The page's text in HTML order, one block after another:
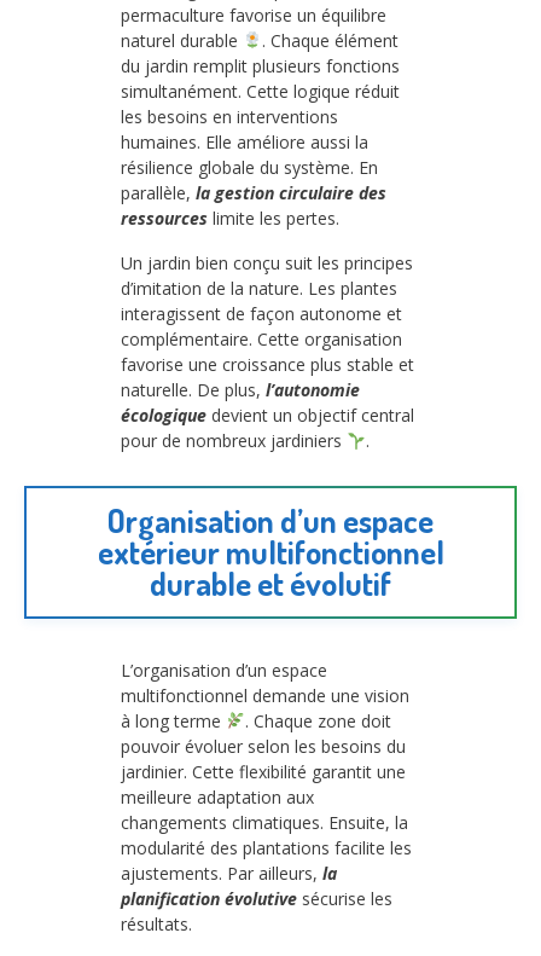
permaculture favorise un équilibre
naturel durable
. Chaque élément
du jardin remplit plusieurs fonctions
simultanément. Cette logique réduit
les besoins en interventions
humaines. Elle améliore aussi la
résilience globale du système. En
parallèle, la gestion circulaire des
ressources limite les pertes.
Un jardin bien conçu suit les principes
d’imitation de la nature. Les plantes
interagissent de façon autonome et
complémentaire. Cette organisation
favorise une croissance plus stable et
naturelle. De plus, l’autonomie
écologique devient un objectif central
pour de nombreux jardiniers
.
Organisation d’un espace
extérieur multifonctionnel
durable et évolutif
L’organisation d’un espace
multifonctionnel demande une vision
à long terme
. Chaque zone doit
pouvoir évoluer selon les besoins du
jardinier. Cette flexibilité garantit une
meilleure adaptation aux
changements climatiques. Ensuite, la
modularité des plantations facilite les
ajustements. Par ailleurs, la
planification évolutive sécurise les
résultats.